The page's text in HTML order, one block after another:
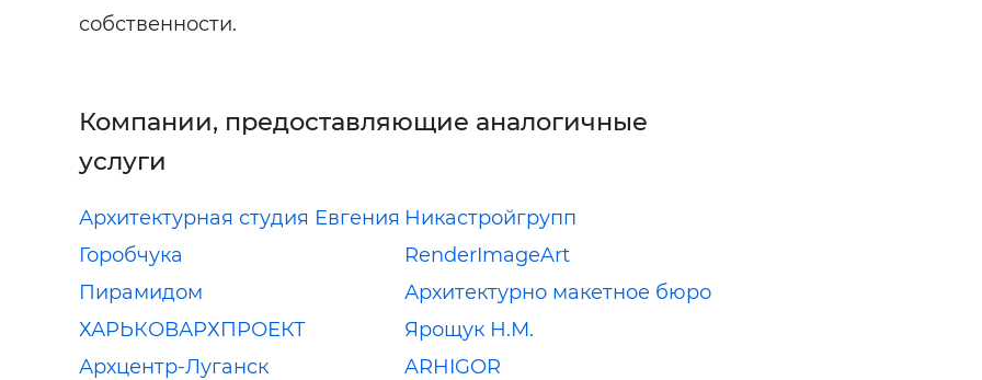
собственности.
Компании, предоставляющие аналогичные
услуги
Архитектурная студия Евгения
Горобчука
Никастройгрупп
RenderImageArt
Пирамидом
Архитектурно макетное бюро
ХАРЬКОВАРХПРОЕКТ
Ярощук Н.М.
Архцентр-Луганск
ARHIGOR